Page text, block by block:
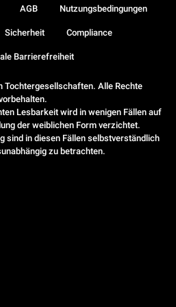
Tochtergesellschaften. Alle Rechte
Lesbarkeit wird in wenigen Fällen auf
der weiblichen Form verzichtet.
sind in diesen Fällen selbstverständlich
zu betrachten.
AGB Nutzungsbedingungen
Sicherheit Compliance
Barrierefreiheit